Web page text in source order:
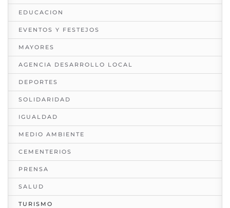
EDUCACION
EVENTOS Y FESTEJOS
MAYORES
AGENCIA DESARROLLO LOCAL
DEPORTES
SOLIDARIDAD
IGUALDAD
MEDIO AMBIENTE
CEMENTERIOS
PRENSA
SALUD
TURISMO